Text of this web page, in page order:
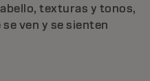
texturas y tonos,
ven y se sienten